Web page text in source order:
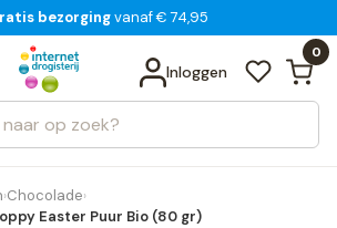
voor 18:00 uur besteld
bezorging
14 dagen bedenktijd
Inloggen
0
Bekijk alle resultaten
›Chocolade›
Easter Puur Bio (80 gr)